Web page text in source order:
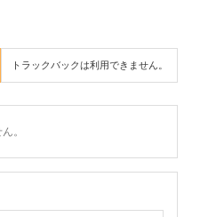
トラックバックは利用できません。
。